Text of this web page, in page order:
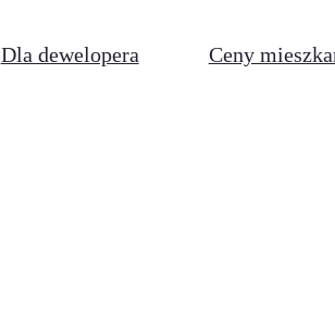
Dla dewelopera Ceny